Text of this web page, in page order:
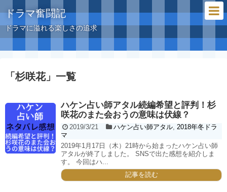
ドラマ奮闘記
ドラマに溢れる楽しさの追求
「杉咲花」 一覧
ハケン占い師アタル続編希望と評判！杉
咲花のまた会おうの意味は伏線？
2019/3/21 ハケン占い師アタル, 2018年冬ドラ
マ
2019年1月17日（木）21時から始まったハケン占い師
アタルが終了しました。 SNSで出た感想を紹介しま
す。 今回はハ...
記事を読む